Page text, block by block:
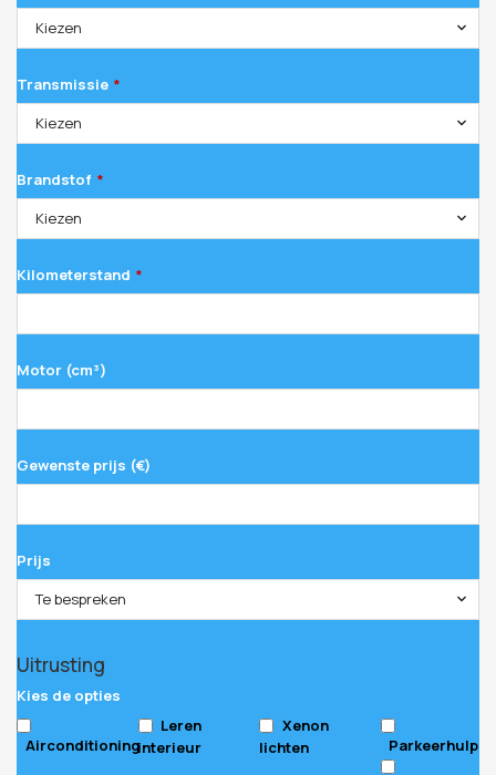
Kiezen
Transmissie *
Kiezen
Brandstof *
Kiezen
Kilometerstand *
Motor (cm³)
Gewenste prijs (€)
Prijs
Te bespreken
Uitrusting
Kies de opties
Airconditioning
Leren
interieur
Xenon
lichten
Parkeerhulp